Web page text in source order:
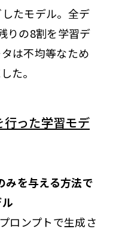
たモデル。全デ
りの8割を学習デ
は不均等なため
た。
った学習モデ
みを与える方法で
ロンプトで生成さ